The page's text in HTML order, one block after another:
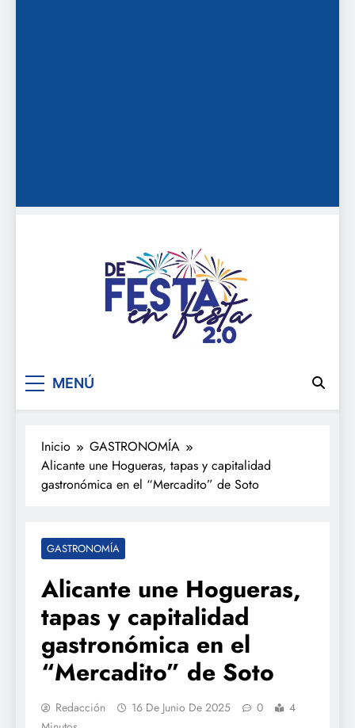
De festa en festa 2.0
MENÚ
Inicio
GASTRONOMÍA
Alicante une Hogueras, tapas y capitalidad
gastronómica en el “Mercadito” de Soto
GASTRONOMÍA
Alicante une Hogueras,
tapas y capitalidad
gastronómica en el
“Mercadito” de Soto
Redacción 16 De Junio De 2025 0
4